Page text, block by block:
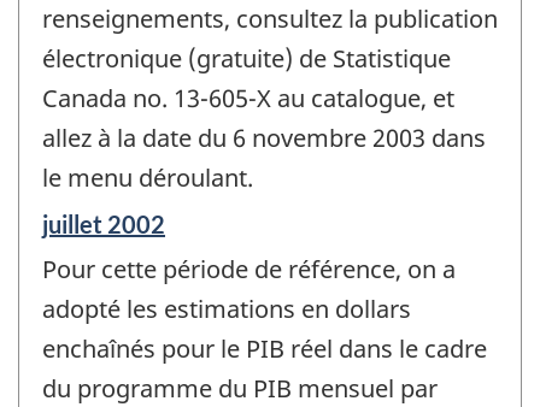
renseignements, consultez la publication
électronique (gratuite) de Statistique
Canada no. 13-605-X au catalogue, et
allez à la date du 6 novembre 2003 dans
le menu déroulant.
Période
référence
de
changement
-
juillet 2002
Pour cette période de référence, on a
adopté les estimations en dollars
enchaînés pour le PIB réel dans le cadre
du programme du PIB mensuel par